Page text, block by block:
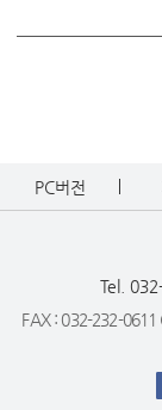
PC버전
Tel.
FAX : 032-232-